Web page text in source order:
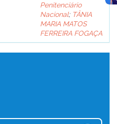
Penitenciário
Nacional; TÂNIA
MARIA MATOS
FERREIRA FOGAÇA